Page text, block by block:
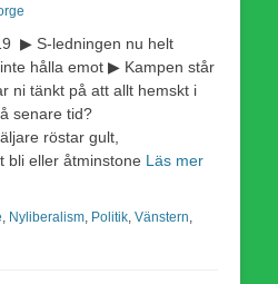
▶ S-ledningen nu helt
hålla emot ▶ Kampen står
ni tänkt på att allt hemskt i
senare tid?
röstar gult,
bli eller åtminstone Läs mer
Nyliberalism Politik Vänstern